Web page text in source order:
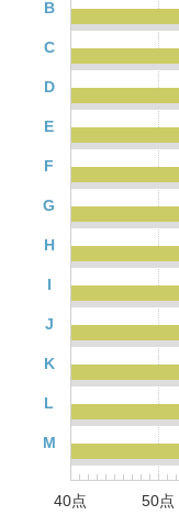
B
C
D
E
F
G
H
I
J
K
L
M
40点 50点